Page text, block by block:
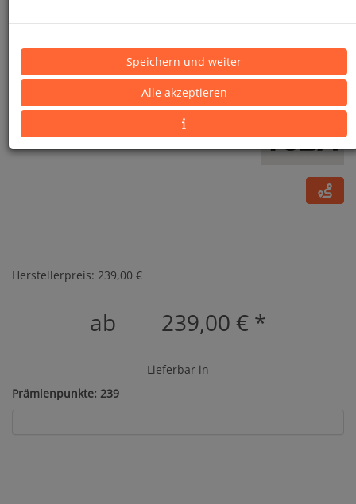
Tusa Hyflex Switch Tauchflossen
Artikelnr.: tus-SF0104master
Herstellerpreis: 239,00 €
ab 239,00 € *
Lieferbar in
Prämienpunkte: 239
Speichern und weiter
Alle akzeptieren